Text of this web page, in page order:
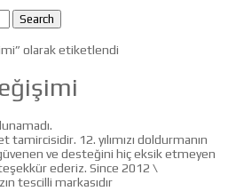
Search
olarak etiketlendi
tamircisidir. 12. yılımızı doldurmanın
ve desteğini hiç eksik etmeyen
ederiz. Since 2012 \
tescilli markasıdır